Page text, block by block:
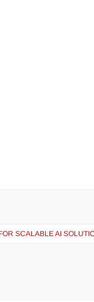
SCALABLE AI